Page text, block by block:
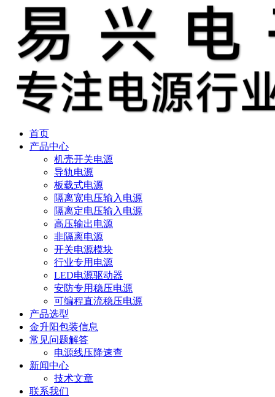
首页
产品中心
机壳开关电源
导轨电源
板载式电源
隔离宽电压输入电源
隔离定电压输入电源
高压输出电源
非隔离电源
开关电源模块
行业专用电源
LED电源驱动器
安防专用稳压电源
可编程直流稳压电源
产品选型
金升阳包装信息
常见问题解答
电源线压降速查
新闻中心
技术文章
联系我们